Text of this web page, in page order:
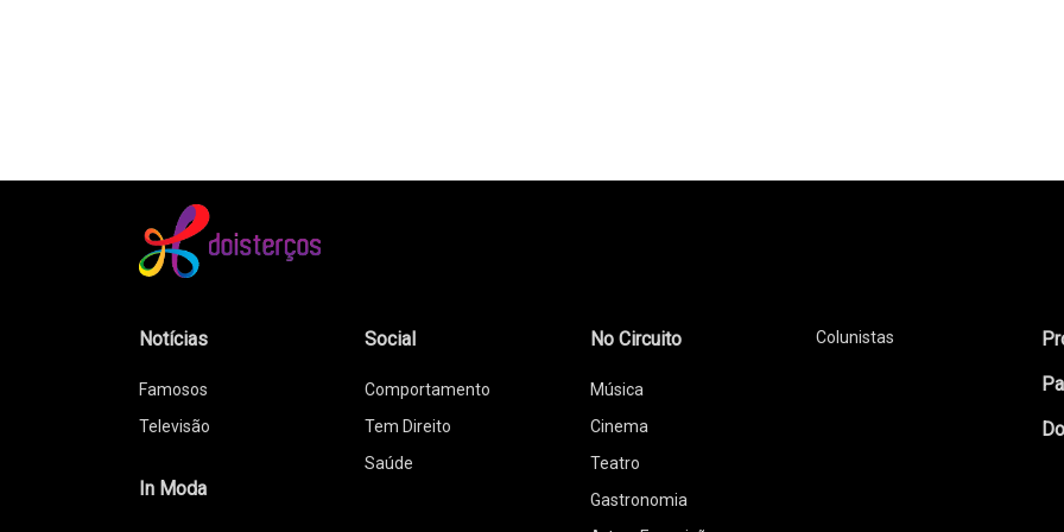
Notícias
Famosos
Televisão
In Moda
Social
Comportamento
Tem Direito
Saúde
No Circuito
Música
Cinema
Teatro
Gastronomia
Colunistas